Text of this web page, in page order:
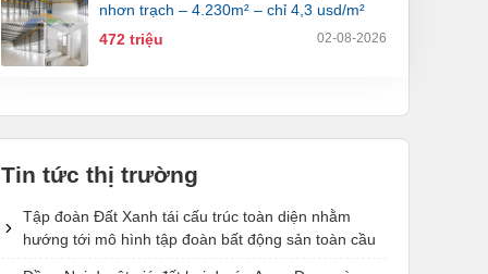
nhơn trạch – 4.230m² – chỉ 4,3 usd/m²
472 triệu
02-08-2026
Tin tức thị trường
Tập đoàn Đất Xanh tái cấu trúc toàn diện nhằm
hướng tới mô hình tập đoàn bất động sản toàn cầu